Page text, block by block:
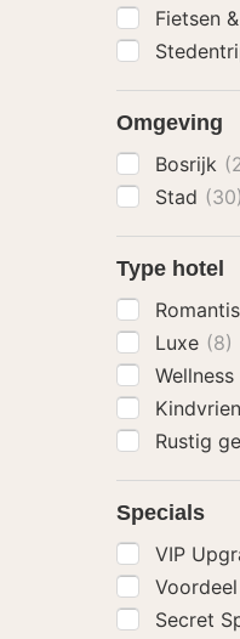
Fietsen
Omgeving
Bosrijk
Stad (30)
Type hotel
Luxe (8)
Wellness
Rustig
Specials
VIP
Secret